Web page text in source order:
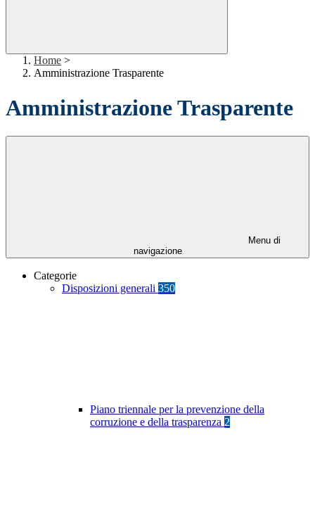
Home >
Amministrazione Trasparente
Amministrazione Trasparente
Menu di
navigazione
Categorie
Disposizioni generali 350
Piano triennale per la prevenzione della
corruzione e della trasparenza 2